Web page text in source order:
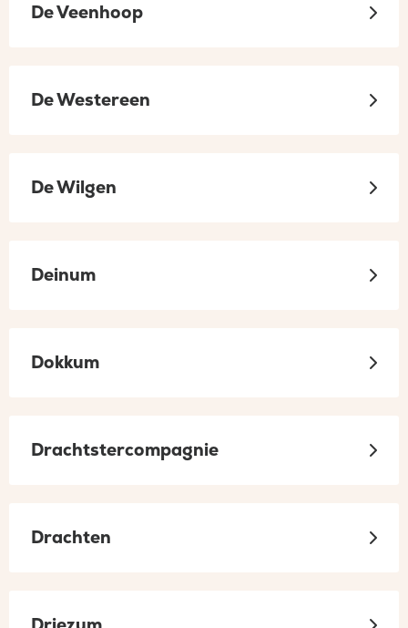
De Veenhoop
De Westereen
De Wilgen
Deinum
Dokkum
Drachtstercompagnie
Drachten